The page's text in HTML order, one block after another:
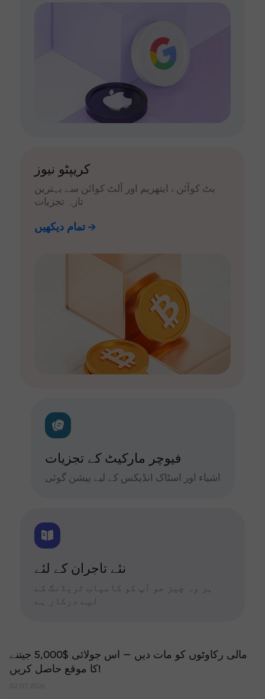
کریپٹو نیوز
بٹ کوآئن ، ایتھریم اور آلٹ کوائن سے بہترین
تازہ تجزیات
تمام دیکھیں
فیوچر مارکیٹ کے تجزیات
اشیاء اور اسٹاک انڈیکس کے لیے پیشن گوئی
نئے تاجران کے لئے
ہر وہ چیز جو آپ کو کامیاب ٹریڈنگ کے
لیے درکار ہے
مالی رکاوٹوں کو مات دیں — اس جولائی $5,000 جیتنے
کا موقع حاصل کریں!
02.07.2026